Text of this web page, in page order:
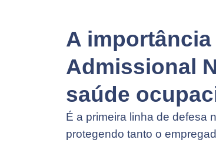
A importância
Admissional
saúde
É a primeira linha de defesa
protegendo tanto o